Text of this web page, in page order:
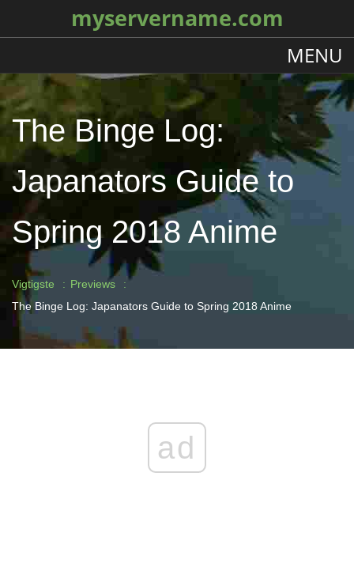
myservername.com
MENU
The Binge Log:
Japanators Guide to
Spring 2018 Anime
Vigtigste
Previews
The Binge Log: Japanators Guide to Spring 2018 Anime
ad